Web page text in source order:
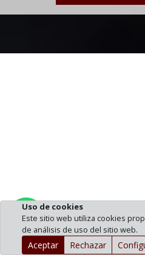
Pedir información por
Uso de cookies
Este sitio web utiliza cookies
de análisis de uso del sitio web.
Aceptar Rechazar